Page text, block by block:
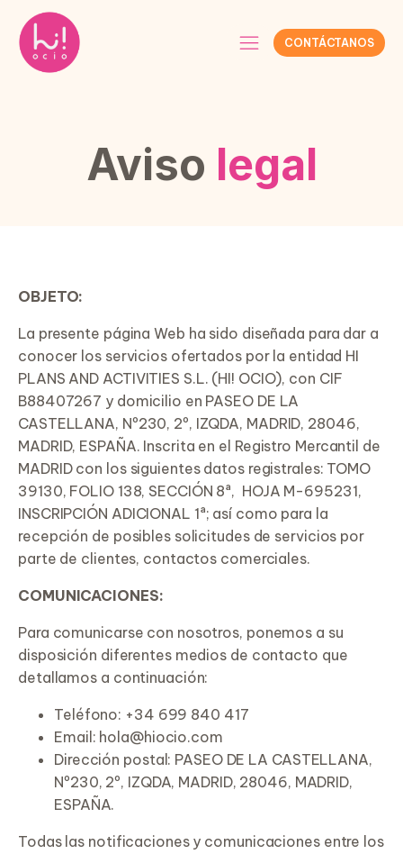
CONTÁCTANOS
Aviso legal
OBJETO:
La presente página Web ha sido diseñada para dar a
conocer los servicios ofertados por la entidad HI
PLANS AND ACTIVITIES S.L. (HI! OCIO), con CIF
B88407267 y domicilio en PASEO DE LA
CASTELLANA, Nº230, 2º, IZQDA, MADRID, 28046,
MADRID, ESPAÑA. Inscrita en el Registro Mercantil de
MADRID con los siguientes datos registrales: TOMO
39130, FOLIO 138, SECCIÓN 8ª, HOJA M-695231,
INSCRIPCIÓN ADICIONAL 1ª; así como para la
recepción de posibles solicitudes de servicios por
parte de clientes, contactos comerciales.
COMUNICACIONES:
Para comunicarse con nosotros, ponemos a su
disposición diferentes medios de contacto que
detallamos a continuación:
Teléfono: +34 699 840 417
Email: hola@hiocio.com
Dirección postal: PASEO DE LA CASTELLANA,
Nº230, 2º, IZQDA, MADRID, 28046, MADRID,
ESPAÑA.
Todas las notificaciones y comunicaciones entre los